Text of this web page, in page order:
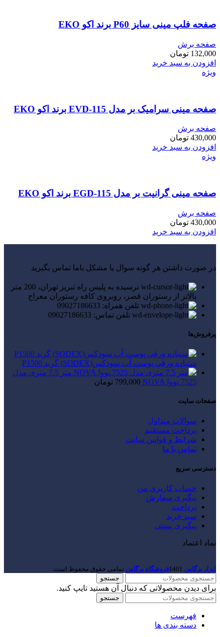
صفحه فلپ مینی سایز P60 برند اکو EKO
صفحه برش
132,000 تومان
افزودن به سبد خرید
ویژه
صفحه مینی سرامیک بر مدل EVD-115 برند اکو EKO
صفحه برش
430,000 تومان
افزودن به سبد خرید
ویژه
صفحه مینی گرانیت بر مدل EGD-115 برند اکو EKO
صفحه برش
430,000 تومان
افزودن به سبد خرید
در صورت داشتن هر گونه سوال یا مشکل باما تماس بگیرید
نرسیده به پلیس راه تبریز تهران، 200 متر
بالاتر از رستوران قصر، روبروی کافه رستوران معراج
تلفن همراه: 09027186633
تلفن تماس: 09027186633
پرفروش‌ها
سنباده ورقی پوست آب سودکس(SODEX) گرید P1500
متر 7.5 متری مدل
7525 نووا NOVA
799,000 تومان
صفحات سایت
سوالات متداول
پرداخت مستقیم
شرایط و قوانین سایت
تماس با ما
دسترسی سریع
حساب کاربری من
پیگیری سفارش
پرداخت
سبد خرید
پیگیری پستی
نماد اعتماد
ابزار پرگاس 1401فروشگاه پرگاس .تمامی حقوق محفوظ است.
جستجو
برای دیدن محصولاتی که دنبال آن هستید تایپ کنید.
جستجو
فهرست
دسته بندی ها